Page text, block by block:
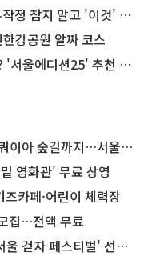
지 말고 '이것' 해보세요!
강공원 알짜 코스
에디션25' 추천 코스
까지…서울둘레길 15코스
영화관' 무료 상영
카페·어린이 체력장
집…전액 무료
페스티벌' 선착순 5천명